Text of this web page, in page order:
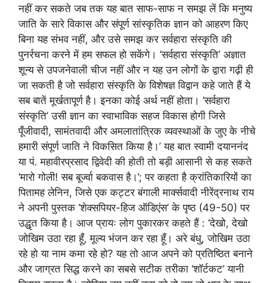
नहीं कर सकते जब तक यह बात साफ-साफ न समझ लें कि मनुष्य
जाति के सारे विकास और संपूर्ण सांस्कृतिक ज्ञान को आहरण किए
बिना यह संभव नहीं, और उसे समझ कर सर्वहारा संस्कृति की
पुनर्रचना करने में हम सफल हो सकेंगे। ‘सर्वहारा संस्कृति’ अज्ञात
शून्य से उपजनेवाली चीज नहीं और न यह उन लोगों के द्वारा गढ़ी ही
जा सकती है जो सर्वहारा संस्कृति के विशेषज्ञ विद्वान कहे जाते हैं ये
सब बातें मूर्खतापूर्ण है। इनका कोई अर्थ नहीं होता। ‘सर्वहारा
संस्कृति’ उसी ज्ञान का स्वाभाविक सहज विकास होगी जिसे
पूँजीवादी, सामंतवादी और अमलातांत्रिक व्यवस्थाओं के जुए के नीचे
हमारी संपूर्ण जाति ने विकसित किया है।’ यह बात स्वामी दयाननंद
या पं. महावीरप्रसाद द्विवेदी की होती तो बड़ी आसानी से कह सकते
‘मारो गोली! सब बूर्ज्वा बकवास है।’; पर कहता है क्रांतिकारियों का
पितामह लेनिन, जिसे एक कट्टर बंगाली मार्क्सवादी नीरेंद्रनाथ राय
ने अपनी पुस्तक ‘शेक्सपियर-हिज ऑडिएंस’ के पृष्ठ (49-50) पर
उद्धृत किया है। आज प्रायः लोग पुकारकर कहते हैं : ‘देखो, देखो
जोखिम उठा रहा हूँ, मूल्य भंजन कर रहा हूँ। अरे बंधु, जोखिम उठा
रहे हो या नाम कमा रहे हो? यह तो आज अपने को प्रतिष्ठित बनाने
और जाग्रत सिद्ध करने का सबसे सटीक तरीका ‘शॉर्टकट’ यानी